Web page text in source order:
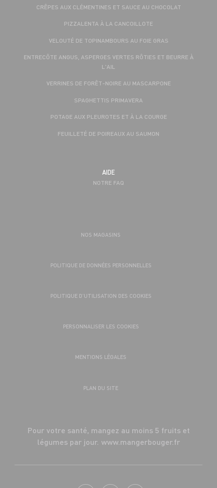
CRÊPES AUX CLÉMENTINES ET SAUCE AU CHOCOLAT
PIZZALENTA À LA CANCOILLOTE
VELOUTÉ DE TOPINAMBOURS AU FOIE GRAS
ENTRECÔTE ANGUS, ASPERGES VERTES RÔTIES ET BEURRE À
L'AIL
VERRINES DE FORÊT-NOIRE AU MASCARPONE
SPAGHETTIS PRIMAVERA
POTAGE AUX PLEUROTES ET À LA COURGE
FEUILLETÉ DE POIREAUX AU SAUMON
AIDE
NOTRE FAQ
NOS MAGASINS
POLITIQUE DE DONNÉES PERSONNELLES
POLITIQUE D’UTILISATION DES COOKIES
PERSONNALISER LES COOKIES
MENTIONS LÉGALES
PLAN DU SITE
Pour votre santé, mangez au moins 5 fruits et
légumes par jour. www.mangerbouger.fr